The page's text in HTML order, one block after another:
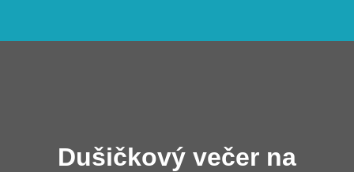
Dušičkový večer na